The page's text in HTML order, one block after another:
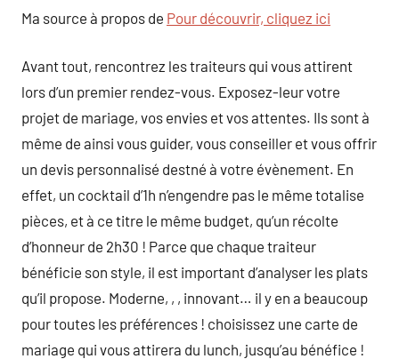
Ma source à propos de Pour découvrir, cliquez ici
Avant tout, rencontrez les traiteurs qui vous attirent
lors d’un premier rendez-vous. Exposez-leur votre
projet de mariage, vos envies et vos attentes. Ils sont à
même de ainsi vous guider, vous conseiller et vous offrir
un devis personnalisé destné à votre évènement. En
effet, un cocktail d’1h n’engendre pas le même totalise
pièces, et à ce titre le même budget, qu’un récolte
d’honneur de 2h30 ! Parce que chaque traiteur
bénéficie son style, il est important d’analyser les plats
qu’il propose. Moderne, , , innovant… il y en a beaucoup
pour toutes les préférences ! choisissez une carte de
mariage qui vous attirera du lunch, jusqu’au bénéfice !